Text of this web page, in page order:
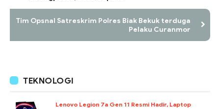
Tim Opsnal Satreskrim Polres Biak Bekuk terduga
Pelaku Curanmor
TEKNOLOGI
Lenovo Legion 7a Gen 11 Resmi Hadir, Laptop